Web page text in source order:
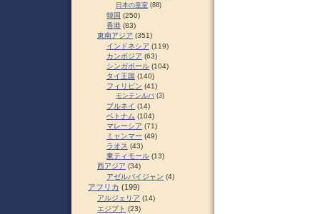
日本の皇室 (88)
韓国 (250)
香港 (83)
東南アジア (351)
インドネシア (119)
カンボジア (63)
シンガポール (104)
タイ王国 (140)
フィリピン (41)
モンテンルパ (3)
ブルネイ (14)
ベトナム (104)
マレーシア (71)
ミャンマー (49)
ラオス (43)
東ティモール (13)
西アジア (34)
アゼルバイジャン (4)
アフリカ (199)
アルジェリア (14)
エジプト (23)